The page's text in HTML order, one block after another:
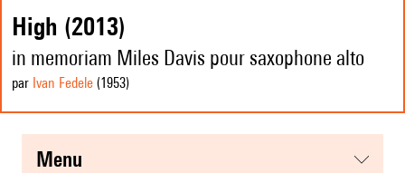
High (2013)
in memoriam Miles Davis pour saxophone alto
par Ivan Fedele (1953)
menu